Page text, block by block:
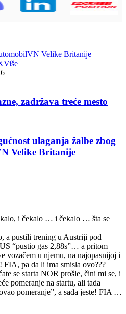
VN Velike Britanije
Više
zadržava treće mesto
ulaganja žalbe zbog
Velike Britanije
i čekalo … i čekalo … šta se
a pustili trening u Austriji pod
“pustio gas 2,88s”… a pritom
vozačem u njemu, na najopasnijoj i
pa da li ima smisla ovo???
se starta NOR prošle, čini mi se, i
pomeranje na startu, ali tada
pomeranje”, a sada jeste! FIA …